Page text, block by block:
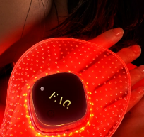
Mis dispositivos
Mis pedidos
Mis direcciones
Mis suscripciones
Español
Português
Русский
繁體中文